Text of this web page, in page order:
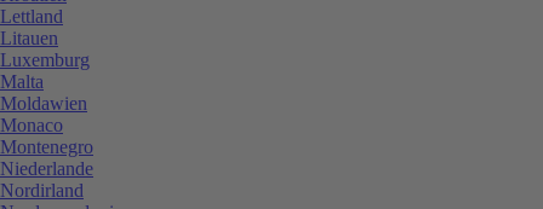
Lettland
Litauen
Luxemburg
Malta
Moldawien
Monaco
Montenegro
Niederlande
Nordirland